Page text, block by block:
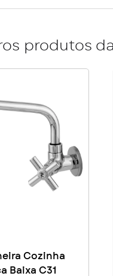
produtos
Cozinha
Baixa C31